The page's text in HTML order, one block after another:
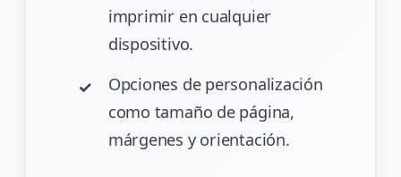
imprimir en cualquier
dispositivo.
Opciones de personalización
como tamaño de página,
márgenes y orientación.